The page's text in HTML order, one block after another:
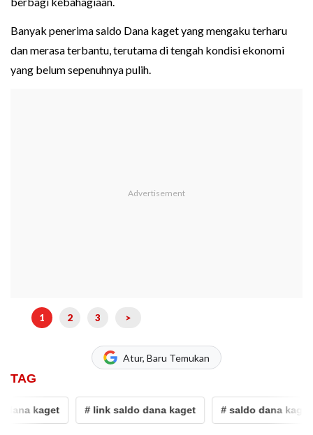
Banyak penerima saldo Dana kaget yang mengaku terharu
dan merasa terbantu, terutama di tengah kondisi ekonomi
yang belum sepenuhnya pulih.
1 2 3 >
Atur, Baru Temukan
TAG
kaget # link saldo dana kaget # saldo dana kaget